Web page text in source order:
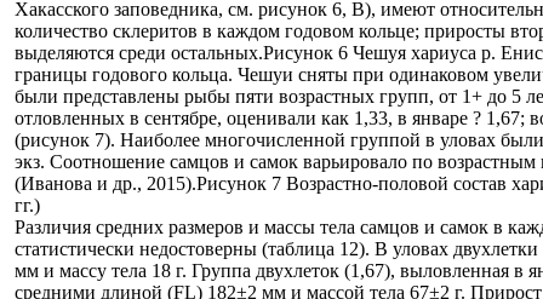
Хакасского заповедника, см. рисунок 6, В), имеют
количество склеритов в каждом годовом кольце; приросты
выделяются среди остальных.Рисунок 6 Чешуя хариуса р.
границы годового кольца. Чешуи сняты при одинаковом
были представлены рыбы пяти возрастных групп, от 1+ до 5
отловленных в сентябре, оценивали как 1,33, в январе ? 1,67;
(рисунок 7). Наиболее многочисленной группой в уловах
экз. Соотношение самцов и самок варьировало по
(Иванова и др., 2015).Рисунок 7 Возрастно-половой состав
гг.)
Различия средних размеров и массы тела самцов и самок в
статистически недостоверны (таблица 12). В уловах
мм и массу тела 18 г. Группа двухлеток (1,67), выловленная в
средними длиной (FL) 182±2 мм и массой тела 67±2 г.